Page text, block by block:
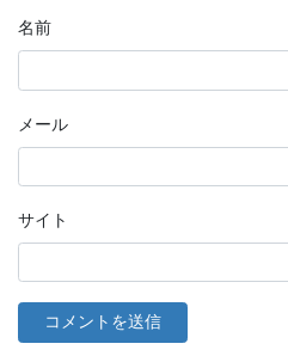
名前
メール
サイト